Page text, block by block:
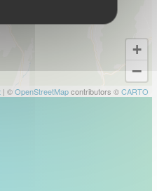
+
−
| ©OpenStreetMapcontributors ©CARTO